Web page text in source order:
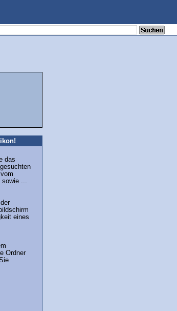
das
sowie ...
eines
Ordner